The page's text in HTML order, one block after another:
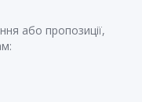
або пропозиції,